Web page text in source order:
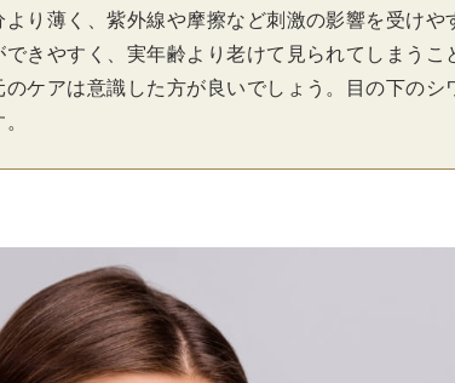
より薄く、紫外線や摩擦など刺激の影響を受け
きやすく、実年齢より老けて見られてしまうこ
ケアは意識した方が良いでしょう。目の下のシ